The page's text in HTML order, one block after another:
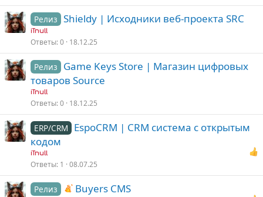
Релиз Shieldy | Исходники веб-проекта SRC
iTnull
Ответы 0 18.12.25
Релиз
Game Keys Store | Магазин цифровых
товаров Source
iTnull
Ответы 0 18.12.25
ERP/CRM
EspoCRM | CRM система с открытым
кодом
iTnull
Ответы 1 08.07.25
Релиз Buyers CMS